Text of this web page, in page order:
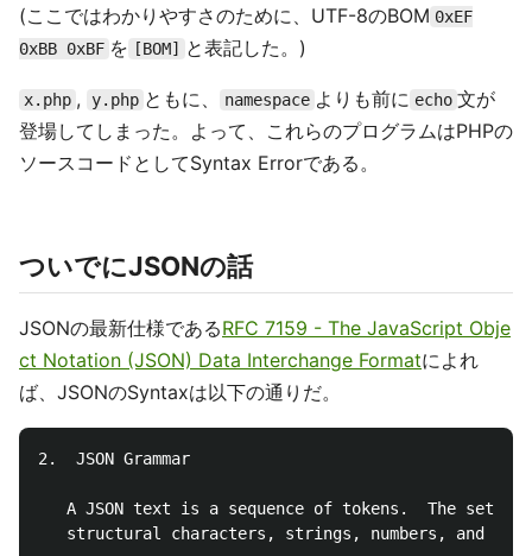
(ここではわかりやすさのために、UTF-8のBOM 0xEF
0xBB 0xBF を [BOM] と表記した。)
x.php , y.php ともに、 namespace よりも前に echo 文が
登場してしまった。よって、これらのプログラムはPHPの
ソースコードとしてSyntax Errorである。
ついでにJSONの話
JSONの最新仕様であるRFC 7159 - The JavaScript Obje
ct Notation (JSON) Data Interchange Formatによれ
ば、JSONのSyntaxは以下の通りだ。
2.  JSON Grammar
A JSON text is a sequence of tokens.  The set of
structural characters, strings, numbers, and